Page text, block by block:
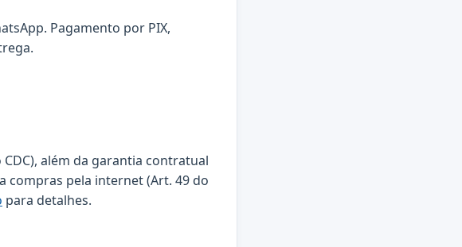
Pagamento por PIX,
além da garantia contratual
compras pela internet (Art. 49 do
para detalhes.